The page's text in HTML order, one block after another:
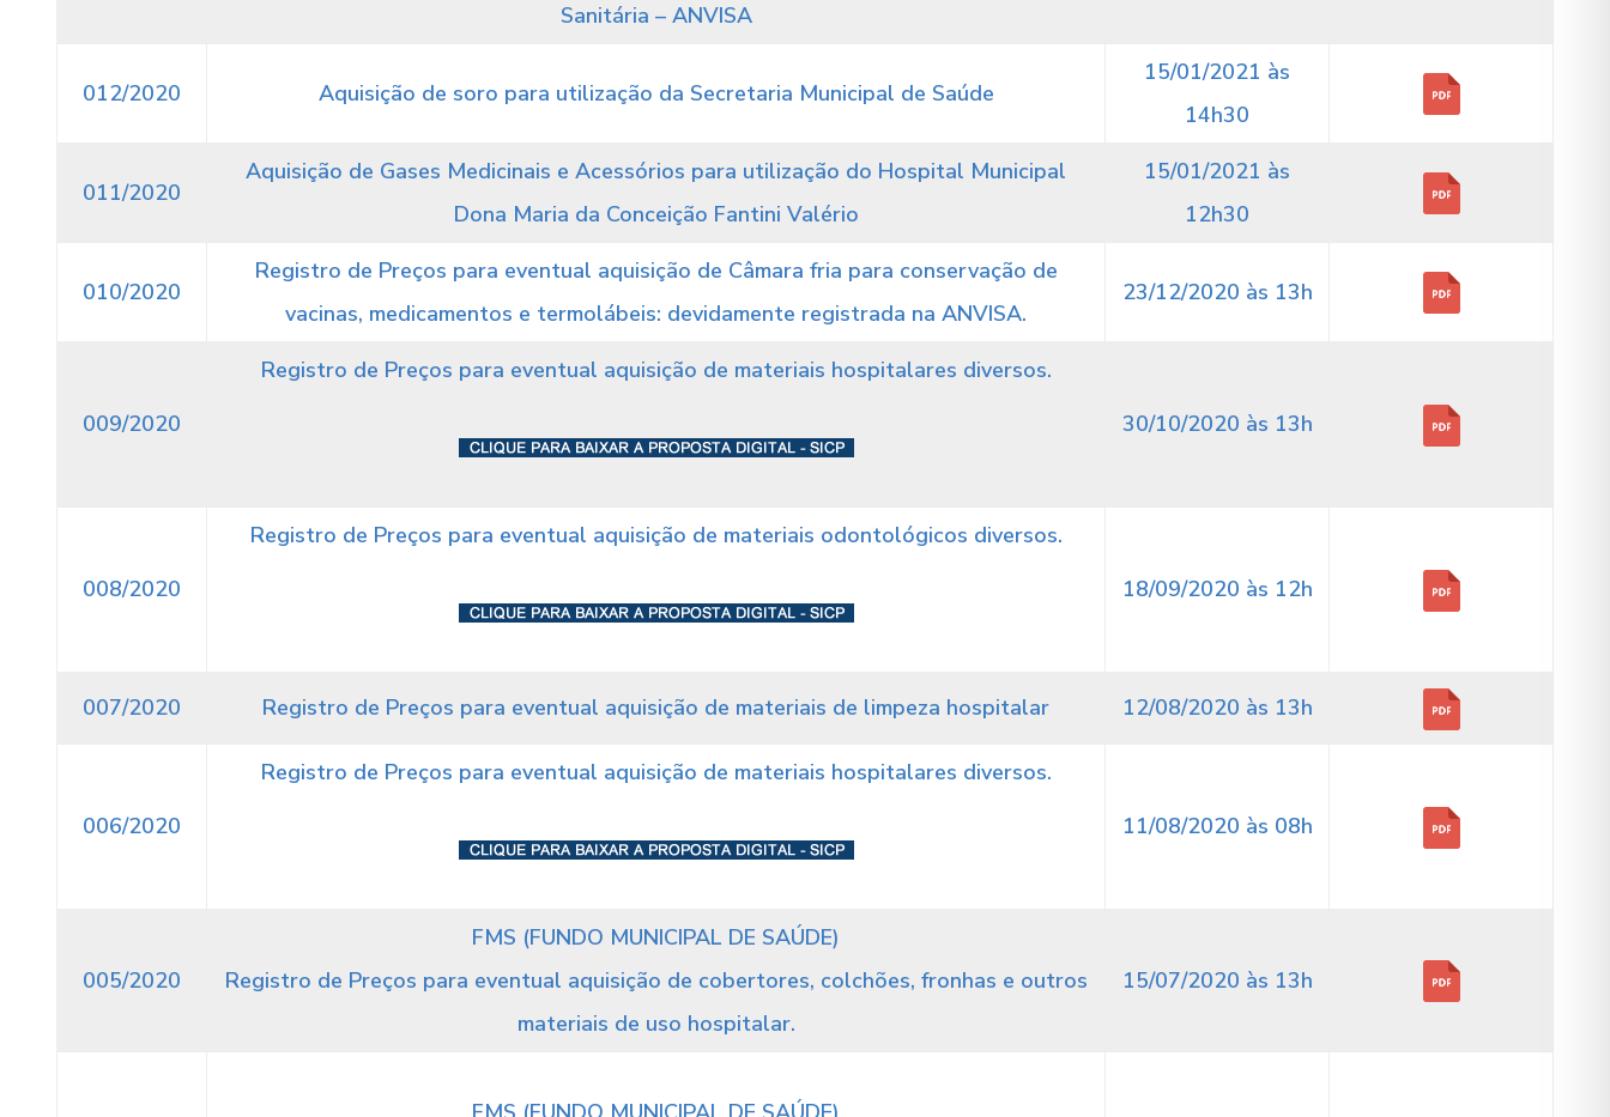
Sanitária – ANVISA
012/2020 Aquisição de soro para utilização da Secretaria Municipal de Saúde
15/01/2021 às
14h30
011/2020
Aquisição de Gases Medicinais e Acessórios para utilização do Hospital Municipal
Dona Maria da Conceição Fantini Valério
15/01/2021 às
12h30
010/2020
Registro de Preços para eventual aquisição de Câmara fria para conservação de
vacinas, medicamentos e termolábeis: devidamente registrada na ANVISA.
23/12/2020 às 13h
009/2020
Registro de Preços para eventual aquisição de materiais hospitalares diversos.
30/10/2020 às 13h
008/2020
Registro de Preços para eventual aquisição de materiais odontológicos diversos.
18/09/2020 às 12h
007/2020 Registro de Preços para eventual aquisição de materiais de limpeza hospitalar 12/08/2020 às 13h
006/2020
Registro de Preços para eventual aquisição de materiais hospitalares diversos.
11/08/2020 às 08h
005/2020
FMS (FUNDO MUNICIPAL DE SAÚDE)
Registro de Preços para eventual aquisição de cobertores, colchões, fronhas e outros
materiais de uso hospitalar.
15/07/2020 às 13h